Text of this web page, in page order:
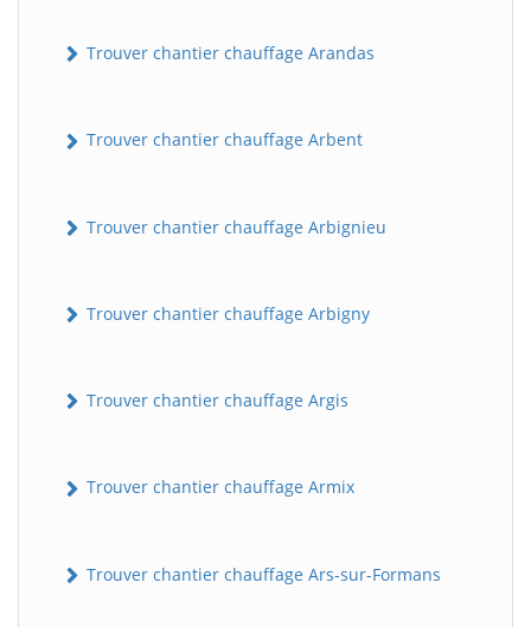
Trouver chantier chauffage Arandas
Trouver chantier chauffage Arbent
Trouver chantier chauffage Arbignieu
Trouver chantier chauffage Arbigny
Trouver chantier chauffage Argis
Trouver chantier chauffage Armix
Trouver chantier chauffage Ars-sur-Formans